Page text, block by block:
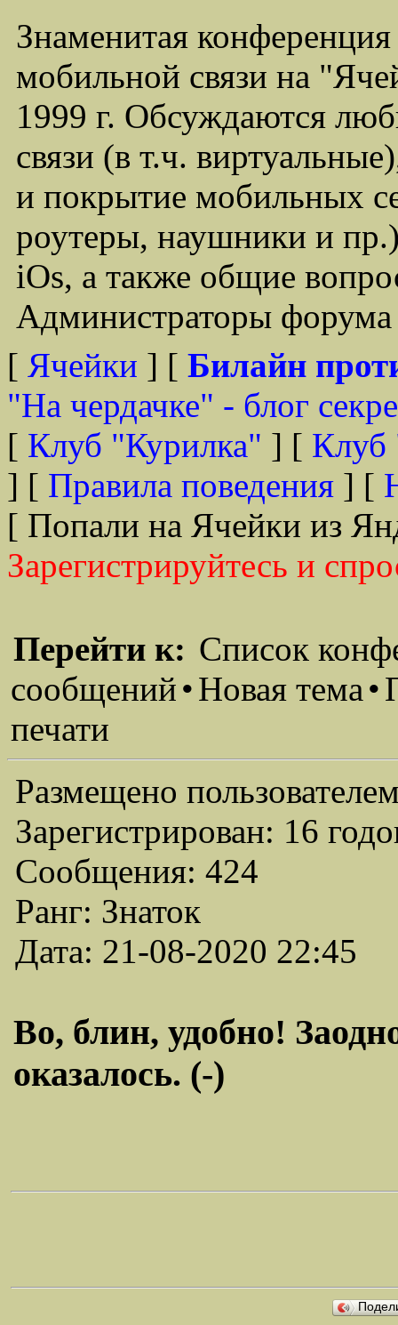
Знаменитая
мобильной связи на
1999 г. Обсуждаются
связи (в т.ч.
и покрытие мобильных
роутеры, наушники и
iOs, а также общие
Администраторы
[ Ячейки ] [ Билайн
"На чердачке" - блог
[ Клуб "Курилка" ] [ Клуб
] [ Правила поведения ] [
[ Попали на Ячейки из
Зарегистрируйтесь и
Перейти к: Список
сообщений•Новая тема•
печати
Размещено
Зарегистрирован: 16
Сообщения: 424
Ранг: Знаток
Дата: 21-08-2020 22:45
Во, блин, удобно!
оказалось. (-)